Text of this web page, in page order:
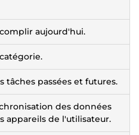
aujourd'hui.
tâches passées et futures.
des données
appareils de l'utilisateur.